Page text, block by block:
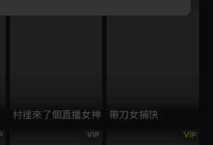
村裡來了個直播女神 帶刀女捕快
VIP VIP